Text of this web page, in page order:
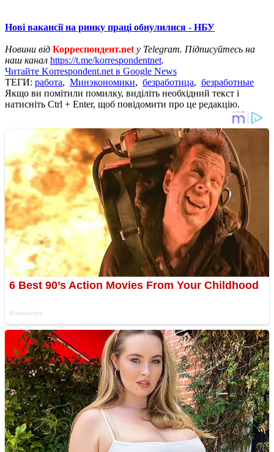
Нові вакансії на ринку праці обнулилися - НБУ
Новини від Корреспондент.net у Telegram. Підписуйтесь на
наш канал https://t.me/korrespondentnet.
Читайте Korrespondent.net в Google News
ТЕГИ: работа, Минэкономики, безработица, безработные
Якщо ви помітили помилку, виділіть необхідний текст і
натисніть Ctrl + Enter, щоб повідомити про це редакцію.